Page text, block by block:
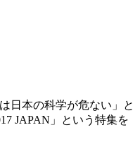
日本の科学が危ない」と
JAPAN」という特集を